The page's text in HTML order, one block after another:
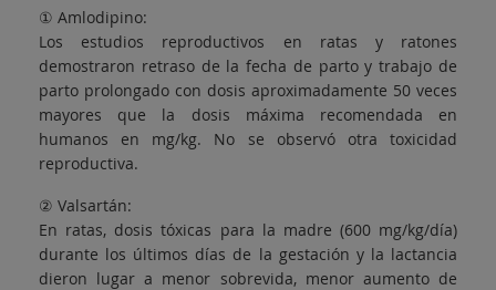
① Amlodipino:
Los estudios reproductivos en ratas y ratones
demostraron retraso de la fecha de parto y trabajo de
parto prolongado con dosis aproximadamente 50 veces
mayores que la dosis máxima recomendada en
humanos en mg/kg. No se observó otra toxicidad
reproductiva.
② Valsartán:
En ratas, dosis tóxicas para la madre (600 mg/kg/día)
durante los últimos días de la gestación y la lactancia
dieron lugar a menor sobrevida, menor aumento de